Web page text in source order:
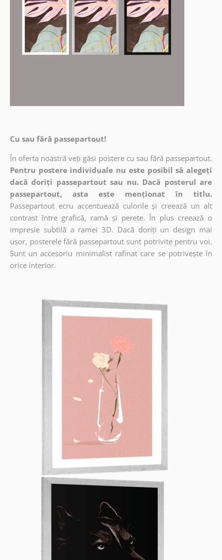
Cu sau fără passepartout!
În oferta noastră veți găsi postere cu sau fără passepartout.
Pentru postere individuale nu este posibil să alegeți
dacă doriți passepartout sau nu. Dacă posterul are
passepartout, asta este menționat în titlu.
Passepartout ecru accentuează culorile și creează un alt
contrast între grafică, ramă și perete. În plus creează o
impresie subtilă a ramei 3D. Dacă doriți un design mai
ușor, posterele fără passepartout sunt potrivite pentru voi.
Sunt un accesoriu minimalist rafinat care se potrivește în
orice interior.